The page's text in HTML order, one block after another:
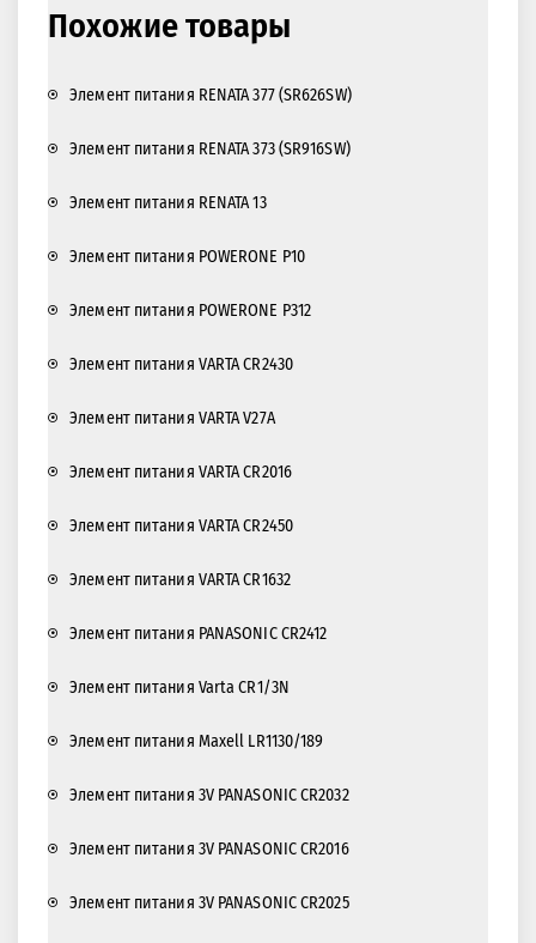
Похожие товары
Элемент питания RENATA 377 (SR626SW)
Элемент питания RENATA 373 (SR916SW)
Элемент питания RENATA 13
Элемент питания POWERONE P10
Элемент питания POWERONE P312
Элемент питания VARTA CR2430
Элемент питания VARTA V27A
Элемент питания VARTA CR2016
Элемент питания VARTA CR2450
Элемент питания VARTA CR1632
Элемент питания PANASONIC CR2412
Элемент питания Varta CR1/3N
Элемент питания Maxell LR1130/189
Элемент питания 3V PANASONIC CR2032
Элемент питания 3V PANASONIC CR2016
Элемент питания 3V PANASONIC CR2025